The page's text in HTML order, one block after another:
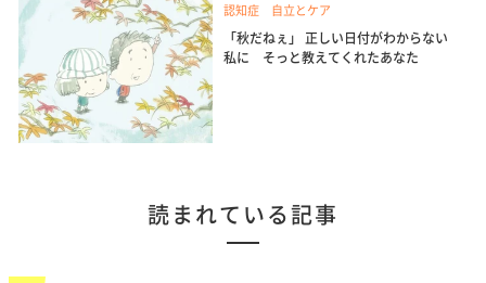
認知症 自立とケア
「秋だねぇ」 正しい日付がわからない
私に そっと教えてくれたあなた
読まれている記事